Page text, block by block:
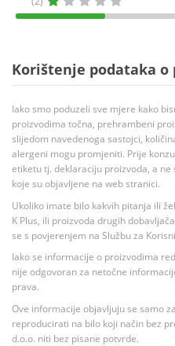
Korištenje podataka o
Iako smo poduzeli sve mjere kako
proizvodima točna, prehrambeni
slijedom navedenoga sastojci,
alergeni mogu promjeniti. Prije
etiketu tj. deklaraciju proizvoda, a
koje su objavljene na web stranici.
Ukoliko imate bilo kakvih pitanja ili
K Plus, ili proizvoda drugih
se s povjerenjem na Službu za
Iako se informacije o proizvodima
nije odgovoran za netočne
prava.
Ove informacije objavljuju se samo
reproducirati na bilo koji način bez
d.o.o. niti bez pisane potvrde.